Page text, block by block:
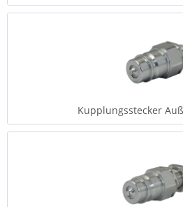
Kupplungsstecker